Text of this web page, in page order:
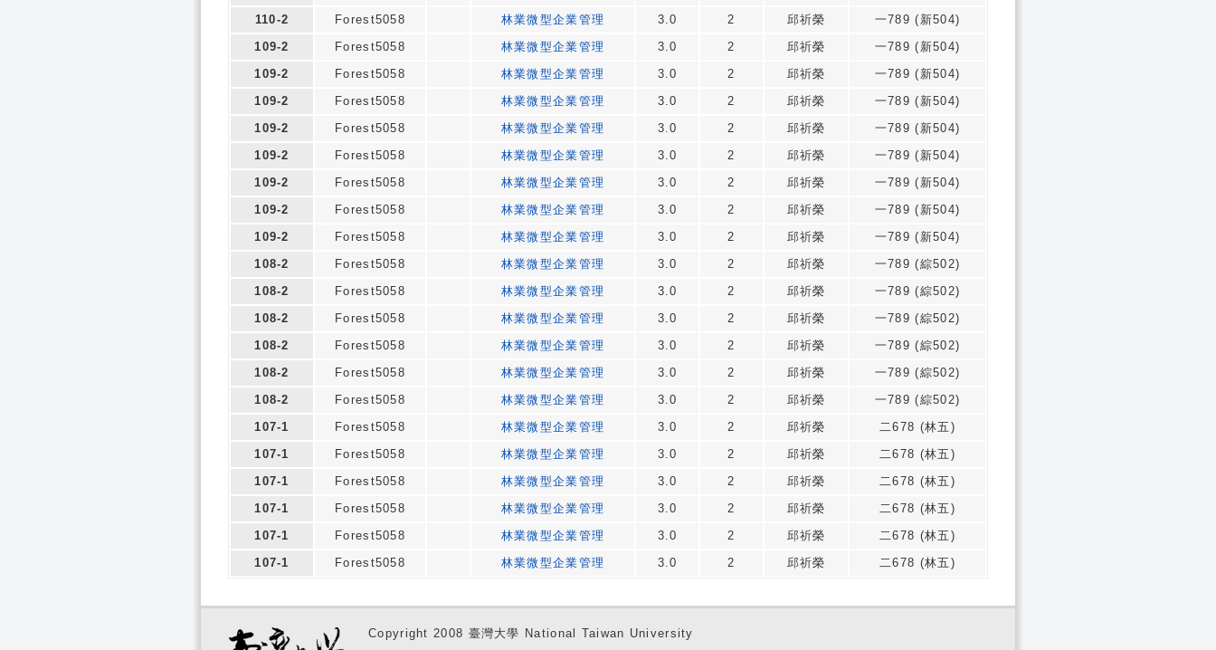
110-2
Forest5058 林業微型企業管理 3.0 2 邱祈榮
一789 (新504)
109-2
Forest5058 林業微型企業管理 3.0 2 邱祈榮
一789 (新504)
109-2
Forest5058 林業微型企業管理 3.0 2 邱祈榮
一789 (新504)
109-2
Forest5058 林業微型企業管理 3.0 2 邱祈榮
一789 (新504)
109-2
Forest5058 林業微型企業管理 3.0 2 邱祈榮
一789 (新504)
109-2
Forest5058 林業微型企業管理 3.0 2 邱祈榮
一789 (新504)
109-2
Forest5058 林業微型企業管理 3.0 2 邱祈榮
一789 (新504)
109-2
Forest5058 林業微型企業管理 3.0 2 邱祈榮
一789 (新504)
109-2
Forest5058 林業微型企業管理 3.0 2 邱祈榮
一789 (新504)
108-2
Forest5058 林業微型企業管理 3.0 2 邱祈榮
一789 (綜502)
108-2
Forest5058 林業微型企業管理 3.0 2 邱祈榮
一789 (綜502)
108-2
Forest5058 林業微型企業管理 3.0 2 邱祈榮
一789 (綜502)
108-2
Forest5058 林業微型企業管理 3.0 2 邱祈榮
一789 (綜502)
108-2
Forest5058 林業微型企業管理 3.0 2 邱祈榮
一789 (綜502)
108-2
Forest5058 林業微型企業管理 3.0 2 邱祈榮
一789 (綜502)
107-1
Forest5058 林業微型企業管理 3.0 2 邱祈榮
二678 (林五)
107-1
Forest5058 林業微型企業管理 3.0 2 邱祈榮
二678 (林五)
107-1
Forest5058 林業微型企業管理 3.0 2 邱祈榮
二678 (林五)
107-1
Forest5058 林業微型企業管理 3.0 2 邱祈榮
二678 (林五)
107-1
Forest5058 林業微型企業管理 3.0 2 邱祈榮
二678 (林五)
107-1
Forest5058 林業微型企業管理 3.0 2 邱祈榮 二678 (林五)
Copyright 2008 臺灣大學 National Taiwan University